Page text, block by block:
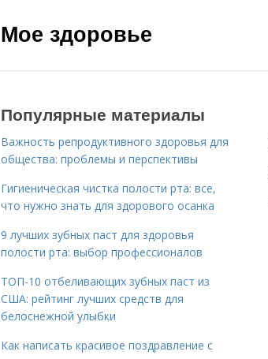
Мое здоровье
Популярные материалы
Важность репродуктивного здоровья для
общества: проблемы и перспективы
Гигиеническая чистка полости рта: все,
что нужно знать для здорового осанка
9 лучших зубных паст для здоровья
полости рта: выбор профессионалов
ТОП-10 отбеливающих зубных паст из
США: рейтинг лучших средств для
белоснежной улыбки
Как написать красивое поздравление с